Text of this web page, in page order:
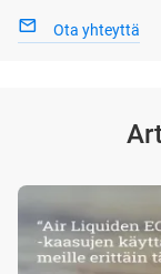
Ota yhteyttä